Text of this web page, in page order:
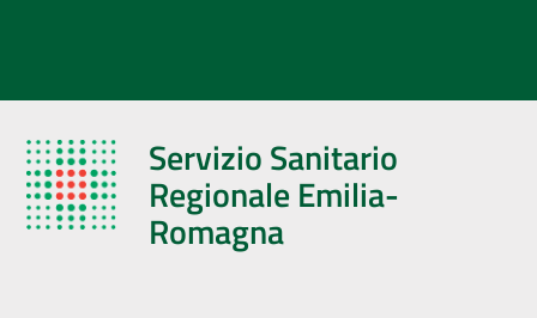
Servizio Sanitario
Regionale Emilia-
Romagna